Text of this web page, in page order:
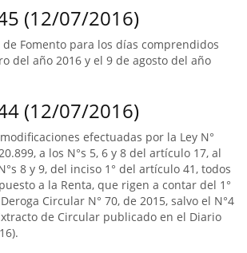
(12/07/2016)
Fomento para los días comprendidos
del año 2016 y el 9 de agosto del año
(12/07/2016)
efectuadas por la Ley N°
a los N°s 5, 6 y 8 del artículo 17, al
8 y 9, del inciso 1° del artículo 41, todos
a la Renta, que rigen a contar del 1°
Circular N° 70, de 2015, salvo el N°4
de Circular publicado en el Diario